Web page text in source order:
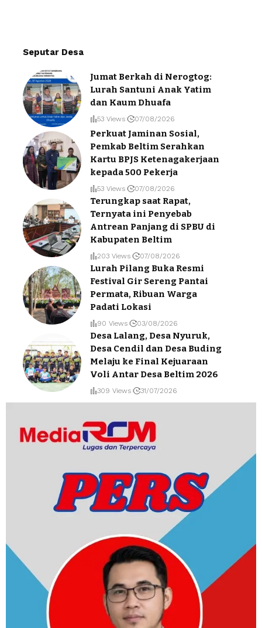
Seputar Desa
Jumat Berkah di Nerogtog:
Lurah Santuni Anak Yatim
dan Kaum Dhuafa
53 Views 07/08/2026
Perkuat Jaminan Sosial,
Pemkab Beltim Serahkan
Kartu BPJS Ketenagakerjaan
kepada 500 Pekerja
53 Views 07/08/2026
Terungkap saat Rapat,
Ternyata ini Penyebab
Antrean Panjang di SPBU di
Kabupaten Beltim
203 Views 07/08/2026
Lurah Pilang Buka Resmi
Festival Gir Sereng Pantai
Permata, Ribuan Warga
Padati Lokasi
90 Views 03/08/2026
Desa Lalang, Desa Nyuruk,
Desa Cendil dan Desa Buding
Melaju ke Final Kejuaraan
Voli Antar Desa Beltim 2026
309 Views 31/07/2026